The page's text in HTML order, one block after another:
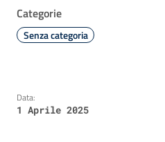
Categorie
Senza categoria
Data:
1 Aprile 2025